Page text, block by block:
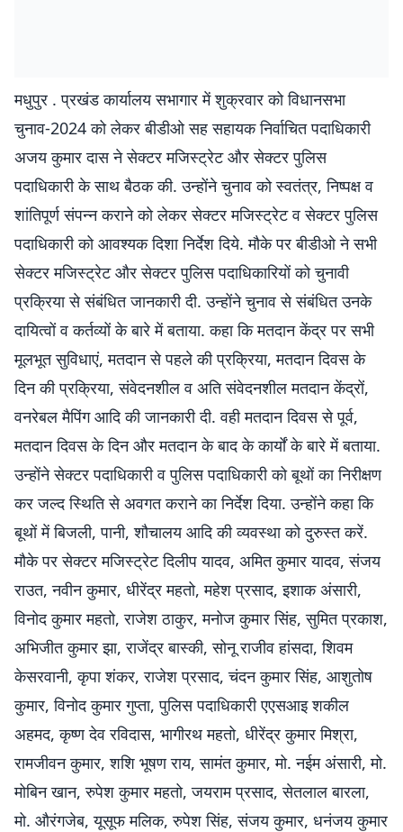
मधुपुर . प्रखंड कार्यालय सभागार में शुक्रवार को विधानसभा
चुनाव-2024 को लेकर बीडीओ सह सहायक निर्वाचित पदाधिकारी
अजय कुमार दास ने सेक्टर मजिस्ट्रेट और सेक्टर पुलिस
पदाधिकारी के साथ बैठक की. उन्होंने चुनाव को स्वतंत्र, निष्पक्ष व
शांतिपूर्ण संपन्न कराने को लेकर सेक्टर मजिस्ट्रेट व सेक्टर पुलिस
पदाधिकारी को आवश्यक दिशा निर्देश दिये. मौके पर बीडीओ ने सभी
सेक्टर मजिस्ट्रेट और सेक्टर पुलिस पदाधिकारियों को चुनावी
प्रक्रिया से संबंधित जानकारी दी. उन्होंने चुनाव से संबंधित उनके
दायित्वों व कर्तव्यों के बारे में बताया. कहा कि मतदान केंद्र पर सभी
मूलभूत सुविधाएं, मतदान से पहले की प्रक्रिया, मतदान दिवस के
दिन की प्रक्रिया, संवेदनशील व अति संवेदनशील मतदान केंद्रों,
वनरेबल मैपिंग आदि की जानकारी दी. वही मतदान दिवस से पूर्व,
मतदान दिवस के दिन और मतदान के बाद के कार्यों के बारे में बताया.
उन्होंने सेक्टर पदाधिकारी व पुलिस पदाधिकारी को बूथों का निरीक्षण
कर जल्द स्थिति से अवगत कराने का निर्देश दिया. उन्होंने कहा कि
बूथों में बिजली, पानी, शौचालय आदि की व्यवस्था को दुरुस्त करें.
मौके पर सेक्टर मजिस्ट्रेट दिलीप यादव, अमित कुमार यादव, संजय
राउत, नवीन कुमार, धीरेंद्र महतो, महेश प्रसाद, इशाक अंसारी,
विनोद कुमार महतो, राजेश ठाकुर, मनोज कुमार सिंह, सुमित प्रकाश,
अभिजीत कुमार झा, राजेंद्र बास्की, सोनू राजीव हांसदा, शिवम
केसरवानी, कृपा शंकर, राजेश प्रसाद, चंदन कुमार सिंह, आशुतोष
कुमार, विनोद कुमार गुप्ता, पुलिस पदाधिकारी एएसआइ शकील
अहमद, कृष्ण देव रविदास, भागीरथ महतो, धीरेंद्र कुमार मिश्रा,
रामजीवन कुमार, शशि भूषण राय, सामंत कुमार, मो. नईम अंसारी, मो.
मोबिन खान, रुपेश कुमार महतो, जयराम प्रसाद, सेतलाल बारला,
मो. औरंगजेब, यूसूफ मलिक, रुपेश सिंह, संजय कुमार, धनंजय कुमार